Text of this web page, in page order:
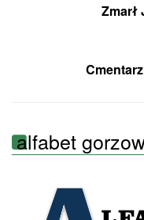
Zmarł
alfabet